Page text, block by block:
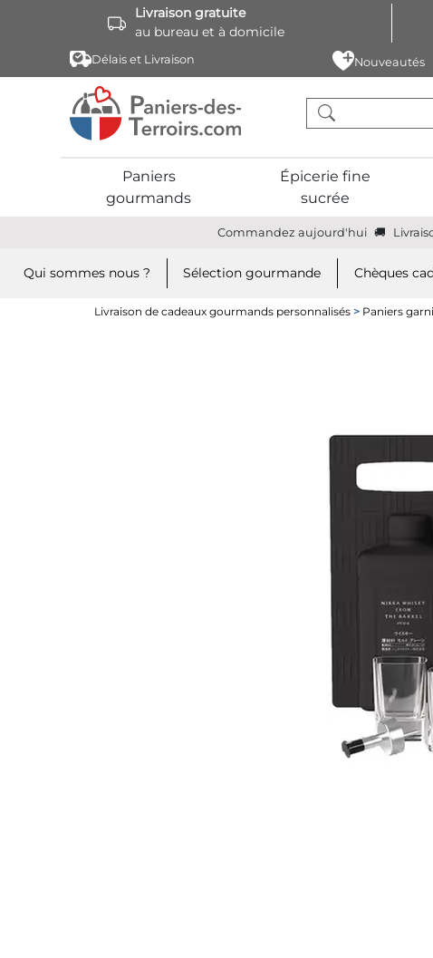
Livraison gratuite
au bureau et à domicile
Délais et Livraison Nouveautés
Paniers
gourmands
Épicerie fine
sucrée
Commandez aujourd'hui
Qui sommes nous ? Sélection gourmande Chèques
Livraison de cadeaux gourmands personnalisés > Paniers